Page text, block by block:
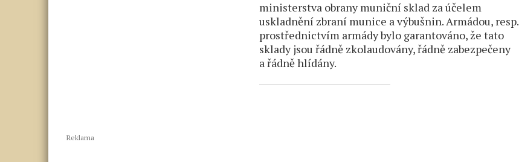
ministerstva obrany muniční sklad za účelem
uskladnění zbraní munice a výbušnin. Armádou, resp.
prostřednictvím armády bylo garantováno, že tato
sklady jsou řádně zkolaudovány, řádně zabezpečeny
a řádně hlídány.
Reklama